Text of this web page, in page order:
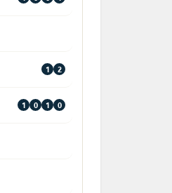
1 2
1 0 1 0